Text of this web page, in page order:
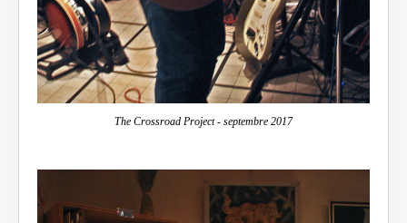
The Crossroad Project - septembre 2017